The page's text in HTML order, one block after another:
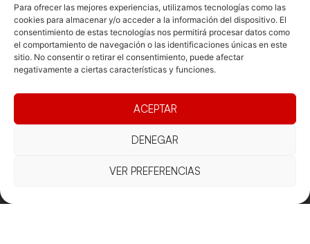
Para ofrecer las mejores experiencias, utilizamos tecnologías como las
cookies para almacenar y/o acceder a la información del dispositivo. El
consentimiento de estas tecnologías nos permitirá procesar datos como
el comportamiento de navegación o las identificaciones únicas en este
sitio. No consentir o retirar el consentimiento, puede afectar
negativamente a ciertas características y funciones.
ACEPTAR
DENEGAR
VER PREFERENCIAS
Federació
directiva
Competicions
Competiciones
Competiciones
Vólei neu
Documentacio
Funcionament
Eleccions
Contacte
16, 5ºC,
Barcelona